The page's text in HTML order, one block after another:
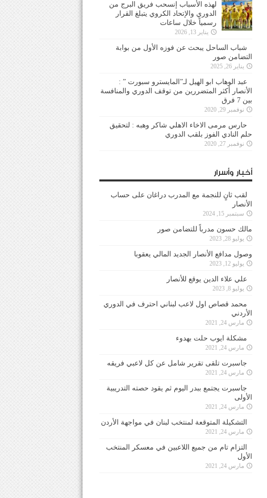
لهذه الأسباب إنسحب فريق البرج من
الدوري والإتحاد الكروي يتبلغ القرار
رسمياً خلال ساعات
يناير 13, 2026
شباب الساحل يبحث عن فوزه الأول من بوابة
التضامن صور
يناير 26, 2025
عبد الوهاب ابو الهيل لـ”المايسترو سبورت ” :
الأنصار أكثر المتضررين من توقف الدوري والمنافسة
بين 7 فرق
نوفمبر 29, 2020
حارس مرمى الاخاء الاهلي شاكر وهبه : لتحقيق
حلم النادي الفوز بلقب الدوري
نوفمبر 27, 2020
أخبار وأسرار
لقب ثانٍ للنجمة مع المدرب دراغان على حساب
الأنصار
سبتمبر 15, 2024
مالك حسون مدرباً للتضامن صور
يوليو 28, 2023
وصول مدافع الأنصار الجديد المالي يعقوبا
يوليو 12, 2023
علي علاء الدين يوقع للأنصار
يوليو 8, 2023
محمد قصاص اول لاعب لبناني احترف في الدوري
الأردني
مارس 24, 2021
مشكلة ايوب حلت بهدوء
مارس 24, 2021
جاسبرت تلقى تقرير شامل عن كل لاعبي فريقه
مارس 24, 2021
جاسبرت يجتمع ببدر اليوم ثم يقود حصته التدريبية
الأولى
مارس 24, 2021
التشكيلة المتوقعة لمنتخب لبنان في مواجهة الأردن
مارس 24, 2021
التزام تام من جميع اللاعبين في معسكر المنتخب
الأول
مارس 24, 2021